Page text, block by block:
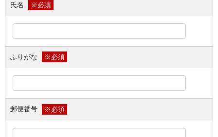
氏名 ※必須
ふりがな ※必須
郵便番号 ※必須